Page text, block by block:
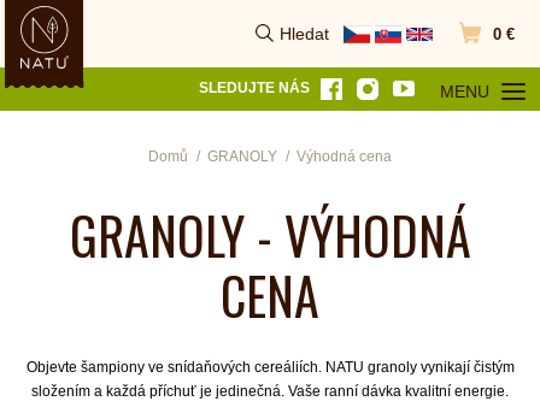
Hledat
Vyhledat Přejít do
0 €
SLEDUJTE NÁS MENU
OTEVŘÍT
Domů GRANOLY Výhodná cena
GRANOLY - VÝHODNÁ
CENA
Objevte šampiony ve snídaňových cereáliích. NATU granoly vynikají čistým
složením a každá příchuť je jedinečná. Vaše ranní dávka kvalitní energie.